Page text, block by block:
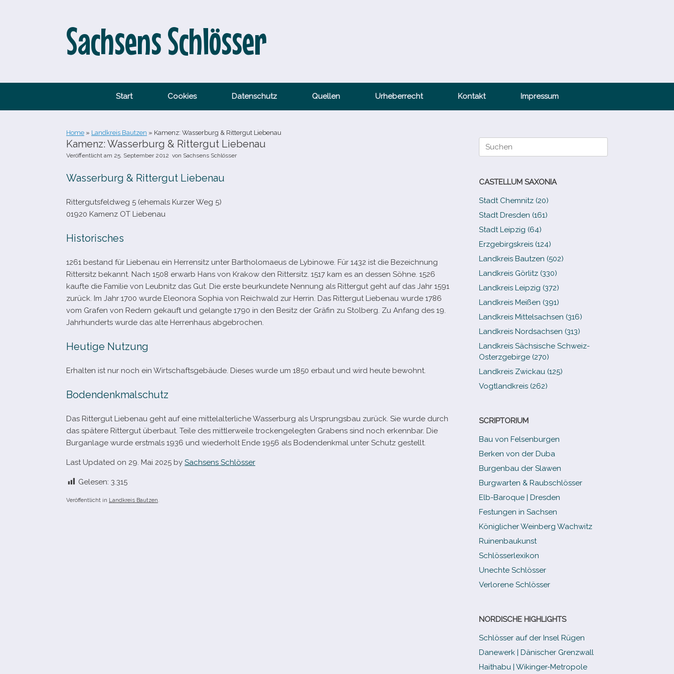
Sachsens Schlösser
Start Cookies Datenschutz Quellen Urheberrecht Kontakt Impressum
Home » Landkreis Bautzen » Kamenz: Wasserburg & Rittergut Liebenau
Kamenz: Wasserburg & Rittergut Liebenau
Veröffentlicht am 25. September 2012 von Sachsens Schlösser
Wasserburg & Rittergut Liebenau
Rittergutsfeldweg 5 (ehe­mals Kurzer Weg 5)
01920 Kamenz OT Liebenau
Historisches
1261 bestand für Liebenau ein Herrensitz unter Bartholomaeus de Lybinowe. Für 1432 ist die Bezeichnung
Rittersitz bekannt. Nach 1508 erwarb Hans von Krakow den Rittersitz. 1517 kam es an des­sen Söhne. 1526
kaufte die Familie von Leubnitz das Gut. Die erste beur­kun­dete Nennung als Rittergut geht auf das Jahr 1591
zurück. Im Jahr 1700 wurde Eleonora Sophia von Reichwald zur Herrin. Das Rittergut Liebenau wurde 1786
vom Grafen von Redern gekauft und gelangte 1790 in den Besitz der Gräfin zu Stolberg. Zu Anfang des 19.
Jahrhunderts wurde das alte Herrenhaus abgebrochen.
Heutige Nutzung
Erhalten ist nur noch ein Wirtschaftsgebäude. Dieses wurde um 1850 erbaut und wird heute bewohnt.
Bodendenkmalschutz
Das Rittergut Liebenau geht auf eine mit­tel­al­ter­li­che Wasserburg als Ursprungsbau zurück. Sie wurde durch
das spä­tere Rittergut über­baut. Teile des mitt­ler­weile tro­cken­ge­leg­ten Grabens sind noch erkenn­bar. Die
Burganlage wurde erst­mals 1936 und wie­der­holt Ende 1956 als Bodendenkmal unter Schutz gestellt.
Last Updated on 29. Mai 2025 by Sachsens Schlösser
Gelesen: 3.315
Veröffentlicht in Landkreis Bautzen
Suche
nach:
CASTELLUM SAXONIA
Stadt Chemnitz (20)
Stadt Dresden (161)
Stadt Leipzig (64)
Erzgebirgskreis (124)
Landkreis Bautzen (502)
Landkreis Görlitz (330)
Landkreis Leipzig (372)
Landkreis Meißen (391)
Landkreis Mittelsachsen (316)
Landkreis Nordsachsen (313)
Landkreis Sächsische Schweiz-​
Osterzgebirge (270)
Landkreis Zwickau (125)
Vogtlandkreis (262)
SCRIPTORIUM
Bau von Felsenburgen
Berken von der Duba
Burgenbau der Slawen
Burgwarten & Raubschlösser
Elb-​Baroque | Dresden
Festungen in Sachsen
Königlicher Weinberg Wachwitz
Ruinenbaukunst
Schlösserlexikon
Unechte Schlösser
Verlorene Schlösser
NORDISCHE HIGHLIGHTS
Schlösser auf der Insel Rügen
Danewerk | Dänischer Grenzwall
Haithabu | Wikinger-Metropole